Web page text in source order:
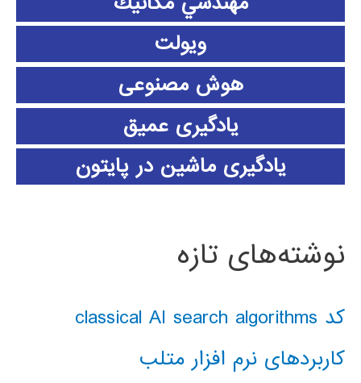
ویولت
هوش مصنوعی
یادگیری عمیق
یادگیری ماشین در پایتون
نوشته‌های تازه
کد classical AI search algorithms
کاربردهای نرم افزار متلب